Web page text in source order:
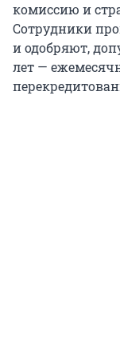
комиссию и
Сотрудники
и одобряют,
лет —